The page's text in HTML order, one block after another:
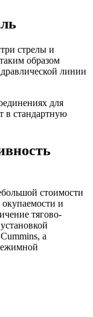
стрелы и
образом
линии
для
в стандартную
стоимости
и
тягово-
а